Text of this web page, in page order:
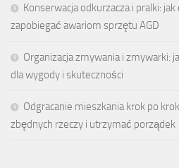
Konserwacja odkurzacza i pralki:
zapobiegać awariom sprzętu AGD
Organizacja zmywania i zmywarki:
dla wygody i skuteczności
Odgracanie mieszkania krok po
zbędnych rzeczy i utrzymać porządek